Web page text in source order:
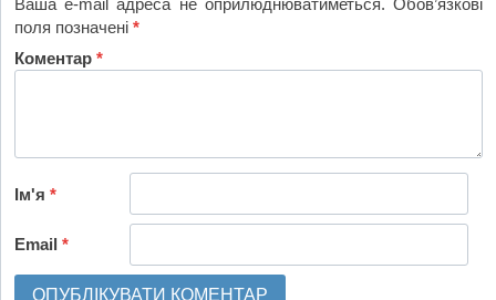
поля позначені*
Коментар*
Ім'я*
Email*